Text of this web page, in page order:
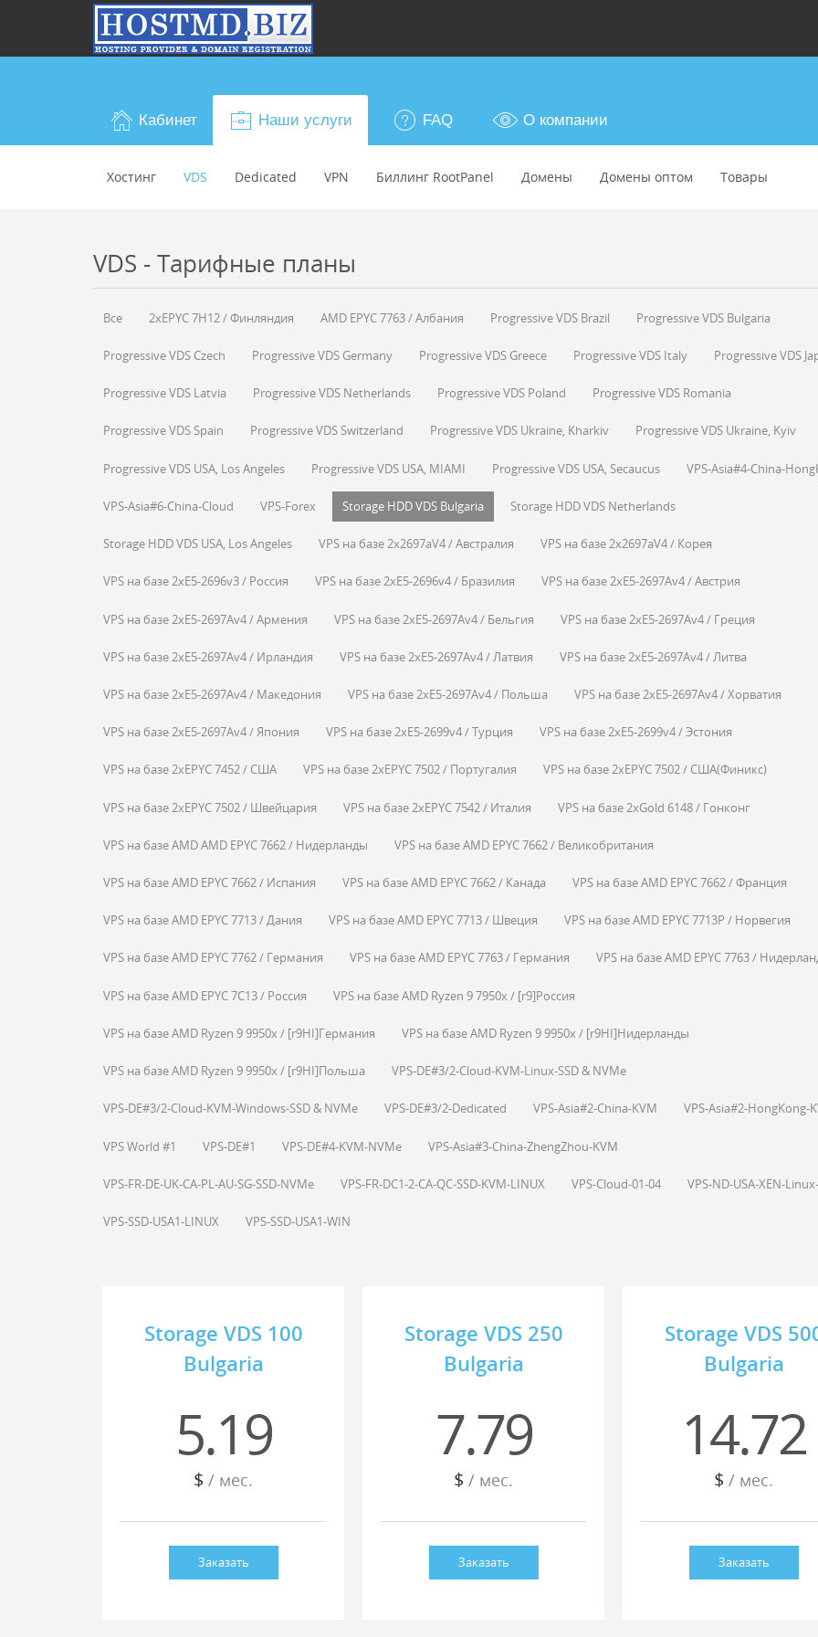
Кабинет Наши услуги
Хостинг VDS Dedicated VPN Биллинг RootPanel Домены Домены оптом Товары
FAQ О компании
VDS - Тарифные планы
Все 2xEPYC 7H12 / Финляндия AMD EPYC 7763 / Албания Progressive VDS Brazil Progressive VDS Bulgaria
Progressive VDS Czech Progressive VDS Germany Progressive VDS Greece Progressive VDS Italy Progressive VDS
Progressive VDS Latvia Progressive VDS Netherlands Progressive VDS Poland Progressive VDS Romania
Progressive VDS Spain Progressive VDS Switzerland Progressive VDS Ukraine, Kharkiv Progressive VDS Ukraine, Kyiv
Progressive VDS USA, Los Angeles Progressive VDS USA, MIAMI Progressive VDS USA, Secaucus VPS-Asia#4-China-
VPS-Asia#6-China-Cloud VPS-Forex Storage HDD VDS Bulgaria Storage HDD VDS Netherlands
Storage HDD VDS USA, Los Angeles VPS на базе 2x2697aV4 / Австралия VPS на базе 2x2697aV4 / Корея
VPS на базе 2xE5-2696v3 / Россия VPS на базе 2xE5-2696v4 / Бразилия VPS на базе 2xE5-2697Av4 / Австрия
VPS на базе 2xE5-2697Av4 / Армения VPS на базе 2xE5-2697Av4 / Бельгия VPS на базе 2xE5-2697Av4 / Греция
VPS на базе 2xE5-2697Av4 / Ирландия VPS на базе 2xE5-2697Av4 / Латвия VPS на базе 2xE5-2697Av4 / Литва
VPS на базе 2xE5-2697Av4 / Македония VPS на базе 2xE5-2697Av4 / Польша VPS на базе 2xE5-2697Av4 / Хорватия
VPS на базе 2xE5-2697Av4 / Япония VPS на базе 2xE5-2699v4 / Турция VPS на базе 2xE5-2699v4 / Эстония
VPS на базе 2xEPYC 7452 / США VPS на базе 2xEPYC 7502 / Португалия VPS на базе 2xEPYC 7502 / США(Финикс)
VPS на базе 2xEPYC 7502 / Швейцария VPS на базе 2xEPYC 7542 / Италия VPS на базе 2xGold 6148 / Гонконг
VPS на базе AMD AMD EPYC 7662 / Нидерланды VPS на базе AMD EPYC 7662 / Великобритания
VPS на базе AMD EPYC 7662 / Испания VPS на базе AMD EPYC 7662 / Канада VPS на базе AMD EPYC 7662 / Франция
VPS на базе AMD EPYC 7713 / Дания VPS на базе AMD EPYC 7713 / Швеция VPS на базе AMD EPYC 7713P / Норвегия
VPS на базе AMD EPYC 7762 / Германия VPS на базе AMD EPYC 7763 / Германия VPS на базе AMD EPYC 7763 /
VPS на базе AMD EPYC 7C13 / Россия VPS на базе AMD Ryzen 9 7950x / [r9]Россия
VPS на базе AMD Ryzen 9 9950x / [r9HI]Германия VPS на базе AMD Ryzen 9 9950x / [r9HI]Нидерланды
VPS на базе AMD Ryzen 9 9950x / [r9HI]Польша VPS-DE#3/2-Cloud-KVM-Linux-SSD & NVMe
VPS-DE#3/2-Cloud-KVM-Windows-SSD & NVMe VPS-DE#3/2-Dedicated VPS-Asia#2-China-KVM VPS-Asia#2-HongKong-
VPS World #1 VPS-DE#1 VPS-DE#4-KVM-NVMe VPS-Asia#3-China-ZhengZhou-KVM
VPS-FR-DE-UK-CA-PL-AU-SG-SSD-NVMe VPS-FR-DC1-2-CA-QC-SSD-KVM-LINUX VPS-Cloud-01-04 VPS-ND-USA-XEN-
VPS-SSD-USA1-LINUX VPS-SSD-USA1-WIN
Storage VDS 100
Bulgaria
5.19
$ / мес.
Заказать
Storage VDS 250
Bulgaria
7.79
$ / мес.
Заказать
Storage VDS
Bulgaria
14.72
$ / мес.
Заказать